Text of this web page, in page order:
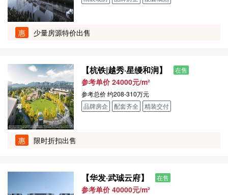
惠 少量房源特价出售
【杭铁|越秀·星缦和润】 在售
参考单价 24000元/m²
参考总价约208-310万元
品牌房企
配套齐全 精装交付
惠 限时折扣出售
【华发·武珹云府】 在售
参考单价 40000元/m²